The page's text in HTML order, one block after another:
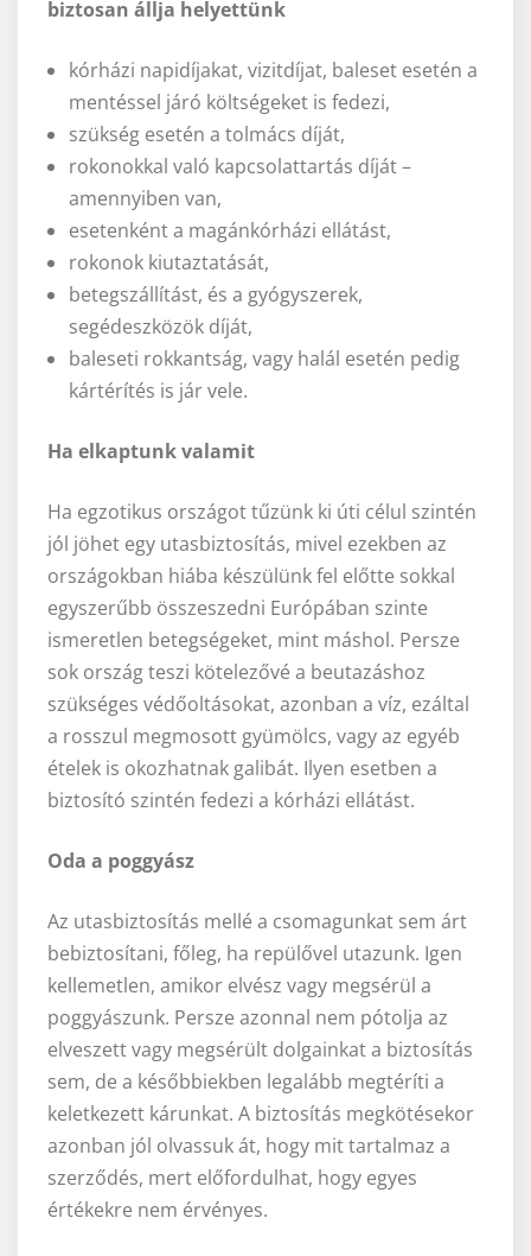
biztosan állja helyettünk
kórházi napidíjakat, vizitdíjat, baleset esetén a
mentéssel járó költségeket is fedezi,
szükség esetén a tolmács díját,
rokonokkal való kapcsolattartás díját –
amennyiben van,
esetenként a magánkórházi ellátást,
rokonok kiutaztatását,
betegszállítást, és a gyógyszerek,
segédeszközök díját,
baleseti rokkantság, vagy halál esetén pedig
kártérítés is jár vele.
Ha elkaptunk valamit
Ha egzotikus országot tűzünk ki úti célul szintén
jól jöhet egy utasbiztosítás, mivel ezekben az
országokban hiába készülünk fel előtte sokkal
egyszerűbb összeszedni Európában szinte
ismeretlen betegségeket, mint máshol. Persze
sok ország teszi kötelezővé a beutazáshoz
szükséges védőoltásokat, azonban a víz, ezáltal
a rosszul megmosott gyümölcs, vagy az egyéb
ételek is okozhatnak galibát. Ilyen esetben a
biztosító szintén fedezi a kórházi ellátást.
Oda a poggyász
Az utasbiztosítás mellé a csomagunkat sem árt
bebiztosítani, főleg, ha repülővel utazunk. Igen
kellemetlen, amikor elvész vagy megsérül a
poggyászunk. Persze azonnal nem pótolja az
elveszett vagy megsérült dolgainkat a biztosítás
sem, de a későbbiekben legalább megtéríti a
keletkezett kárunkat. A biztosítás megkötésekor
azonban jól olvassuk át, hogy mit tartalmaz a
szerződés, mert előfordulhat, hogy egyes
értékekre nem érvényes.